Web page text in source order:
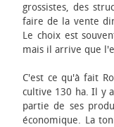
grossistes, des
faire de la vente
Le choix est
mais il arrive que
C'est ce qu'à fait
cultive 130 ha. Il y
partie de ses
économique. La